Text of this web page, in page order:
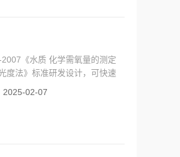
《水质 化学需氧量的测定
度法》标准研发设计，可快速
，Android智能操作系统，中
，可实现户外快速
2025-02-07